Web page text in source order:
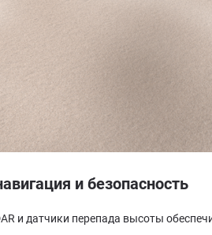
и безопасность
и датчики перепада высоты